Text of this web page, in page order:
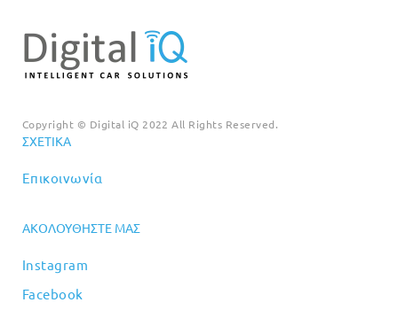
Copyright © Digital iQ 2022 All Rights Reserved.
ΣΧΕΤΙΚΆ
Επικοινωνία
ΑΚΟΛΟΥΘΉΣΤΕ ΜΑΣ
Instagram
Facebook